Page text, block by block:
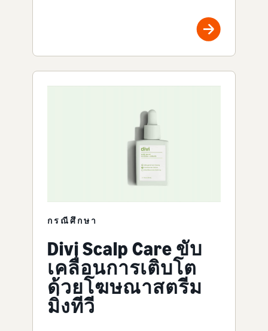
กรณีศึกษา
Divi Scalp Care ขับ
เคลื่อนการเติบโต
ด้วยโฆษณาสตรีม
มิ่งทีวี